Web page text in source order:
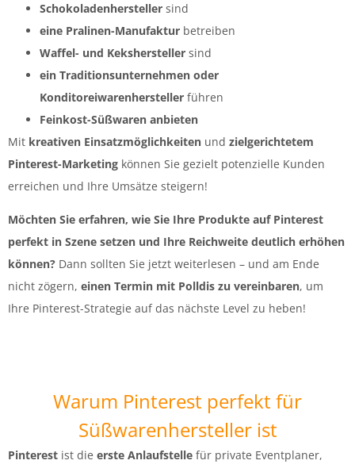
Schokoladenhersteller sind
eine Pralinen-Manufaktur betreiben
Waffel- und Kekshersteller sind
ein Traditionsunternehmen oder
Konditoreiwarenhersteller führen
Feinkost-Süßwaren anbieten
Mit kreativen Einsatzmöglichkeiten und zielgerichtetem
Pinterest-Marketing können Sie gezielt potenzielle Kunden
erreichen und Ihre Umsätze steigern!
Möchten Sie erfahren, wie Sie Ihre Produkte auf Pinterest
perfekt in Szene setzen und Ihre Reichweite deutlich erhöhen
können? Dann sollten Sie jetzt weiterlesen – und am Ende
nicht zögern, einen Termin mit Polldis zu vereinbaren, um
Ihre Pinterest-Strategie auf das nächste Level zu heben!
Warum Pinterest perfekt für
Süßwarenhersteller ist
Pinterest ist die erste Anlaufstelle für private Eventplaner,